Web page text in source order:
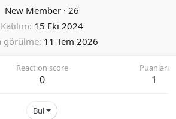
New Member · 26
Katılım 15 Eki 2024
görülme 11 Tem 2026
Reaction score
0
Puanları
1
Bul